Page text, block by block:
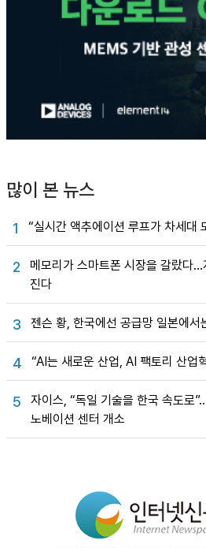
많이 본 뉴스
1 “실시간 액추에이션 루프가 차세대
2
메모리가 스마트폰 시장을 갈랐다
진다
3 젠슨 황, 한국에선 공급망 일본에서
4 “AI는 새로운 산업, AI 팩토리 산업
5
자이스, “독일 기술을 한국 속도로
노베이션 센터 개소